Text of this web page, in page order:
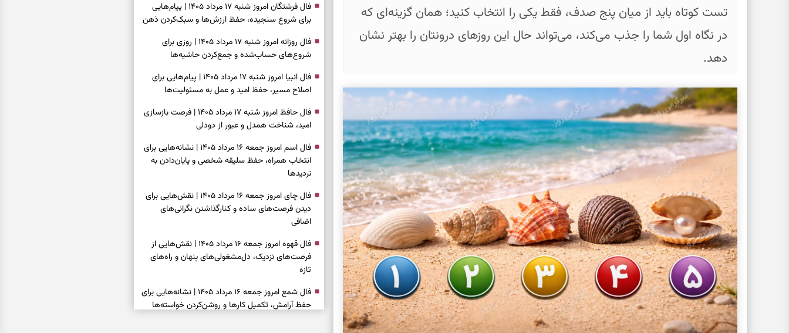
تست کوتاه باید از میان پنج صدف، فقط یکی را انتخاب کنید؛ همان گزینه‌ای که
در نگاه اول شما را جذب می‌کند، می‌تواند حال این روزهای درونتان را بهتر نشان
دهد.
فال فرشتگان امروز شنبه ۱۷ مرداد ۱۴۰۵ | پیام‌هایی
برای شروع سنجیده، حفظ ارزش‌ها و سبک‌کردن ذهن
فال روزانه امروز شنبه ۱۷ مرداد ۱۴۰۵ | روزی برای
شروع‌های حساب‌شده و جمع‌کردن حاشیه‌ها
فال انبیا امروز شنبه ۱۷ مرداد ۱۴۰۵ | پیام‌هایی برای
اصلاح مسیر، حفظ امید و عمل به مسئولیت‌ها
فال حافظ امروز شنبه ۱۷ مرداد ۱۴۰۵ | فرصت بازسازی
امید، شناخت همدل و عبور از دودلی
فال اسم امروز جمعه ۱۶ مرداد ۱۴۰۵ | نشانه‌هایی برای
انتخاب همراه، حفظ سلیقه شخصی و پایان‌دادن به
تردیدها
فال چای امروز جمعه ۱۶ مرداد ۱۴۰۵ | نقش‌هایی برای
دیدن فرصت‌های ساده و کنارگذاشتن نگرانی‌های
اضافی
فال قهوه امروز جمعه ۱۶ مرداد ۱۴۰۵ | نقش‌هایی از
فرصت‌های نزدیک، دل‌مشغولی‌های پنهان و راه‌های
تازه
فال شمع امروز جمعه ۱۶ مرداد ۱۴۰۵ | نشانه‌هایی برای
حفظ آرامش، تکمیل کارها و روشن‌کردن خواسته‌ها